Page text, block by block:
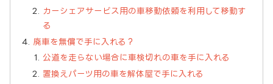
カーシェアサービス用の車移動依頼を利用して移動す
る
廃車を無償で手に入れる？
公道を走らない場合に車検切れの車を手に入れる
置換えパーツ用の車を解体屋で手に入れる